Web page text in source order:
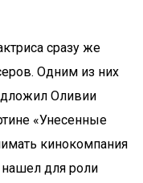
сразу же
Одним из них
Оливии
«Унесенные
кинокомпания
нашел для роли